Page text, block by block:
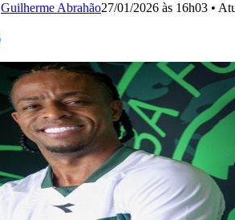
Guilherme Abrahão27/01/2026 às 16h03 •